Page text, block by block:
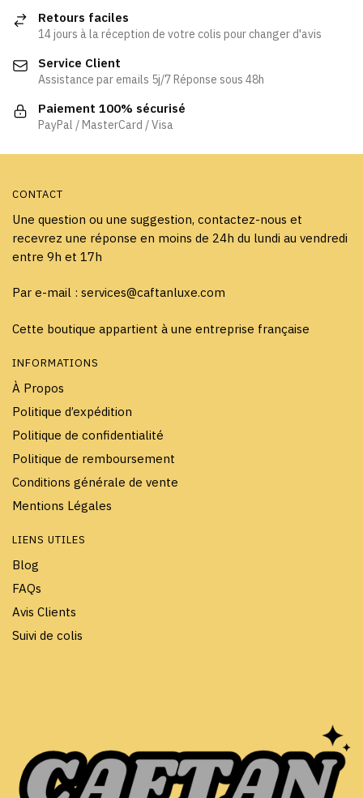
peuvent
choisies
sur
la
page
être
Retours faciles
14 jours à la réception de votre colis pour changer d'avis
Service Client
Assistance par emails 5j/7 Réponse sous 48h
Paiement 100% sécurisé
PayPal / MasterCard / Visa
CONTACT
Une question ou une suggestion, contactez-nous et
recevrez une réponse en moins de 24h du lundi au vendredi
entre 9h et 17h
Par e-mail : services@caftanluxe.com
Cette boutique appartient à une entreprise française
INFORMATIONS
À Propos
Politique d’expédition
Politique de confidentialité
Politique de remboursement
Conditions générale de vente
Mentions Légales
LIENS UTILES
Blog
FAQs
Avis Clients
Suivi de colis